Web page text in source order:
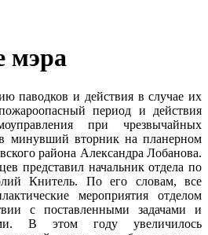
мэра
паводков и действия в случае их
период и действия
при чрезвычайных
минувший вторник на планерном
района Александра Лобанова.
представил начальник отдела по
Книтель. По его словам, все
мероприятия отделом
с поставленными задачами и
В этом году увеличилось